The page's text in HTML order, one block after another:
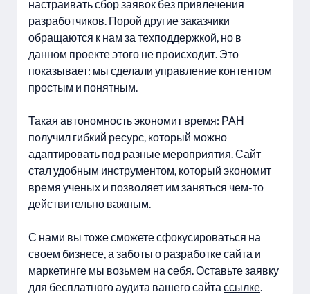
настраивать сбор заявок без привлечения
разработчиков. Порой другие заказчики
обращаются к нам за техподдержкой, но в
данном проекте этого не происходит. Это
показывает: мы сделали управление контентом
простым и понятным.
Такая автономность экономит время: РАН
получил гибкий ресурс, который можно
адаптировать под разные мероприятия. Сайт
стал удобным инструментом, который экономит
время ученых и позволяет им заняться чем-то
действительно важным.
С нами вы тоже сможете сфокусироваться на
своем бизнесе, а заботы о разработке сайта и
маркетинге мы возьмем на себя. Оставьте заявку
для бесплатного аудита вашего сайта ссылке